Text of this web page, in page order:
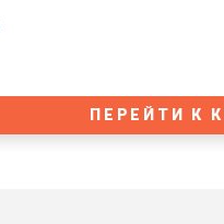
ПЕРЕЙТИ К